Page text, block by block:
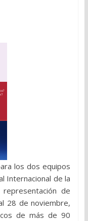
los dos equipos
Internacional de la
de
28 de noviembre,
de más de 90